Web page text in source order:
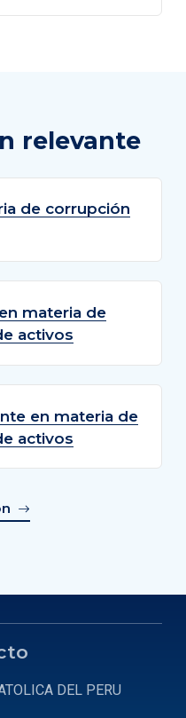
relevante
de corrupción
materia de
activos
en materia de
activos
DEL PERU